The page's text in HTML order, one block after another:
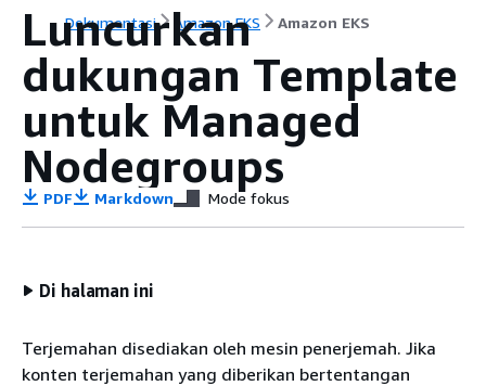
Dokumentasi Amazon EKS Amazon EKS
Luncurkan
dukungan Template
untuk Managed
Nodegroups
PDF Markdown Mode fokus
Di halaman ini
Terjemahan disediakan oleh mesin penerjemah. Jika
konten terjemahan yang diberikan bertentangan